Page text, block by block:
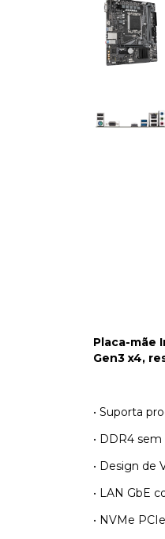
Placa-mãe
Gen3 x4,
• Suporta
• DDR4
• Design de
• LAN GbE
• NVMe